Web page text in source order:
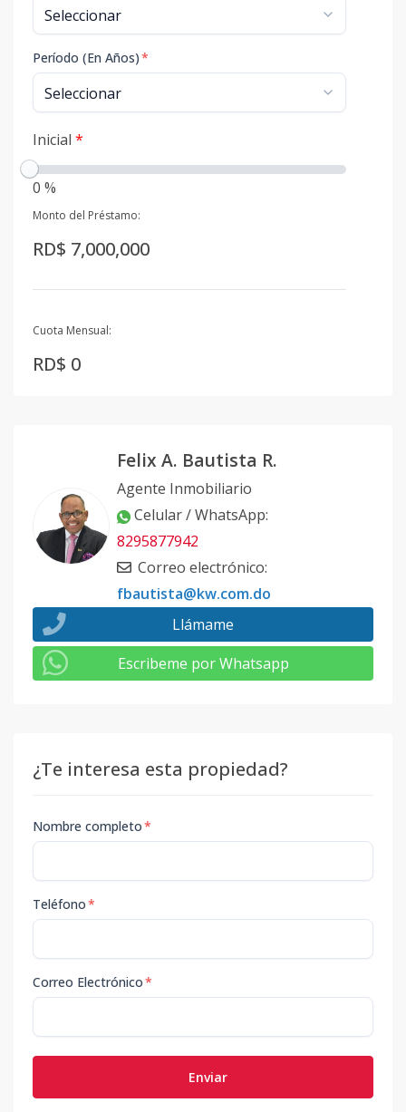
Período (En Años)*
Inicial *
0 %
Monto del Préstamo:
RD$ 7,000,000
Cuota Mensual:
RD$ 0
Felix A. Bautista R.
Agente Inmobiliario
Celular / WhatsApp:
8295877942
Correo electrónico:
fbautista@kw.com.do
Llámame
Escribeme por Whatsapp
¿Te interesa esta propiedad?
Nombre completo*
Teléfono*
Correo Electrónico*
Enviar